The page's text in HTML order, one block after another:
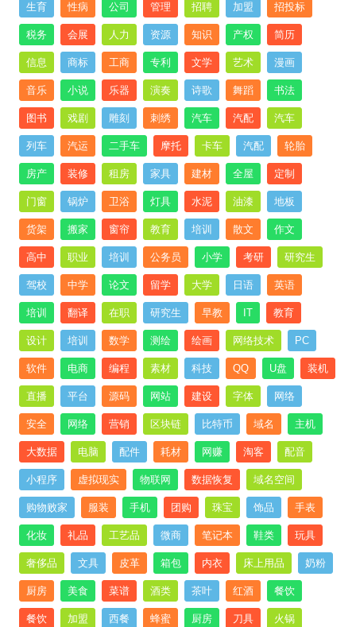
生育 性病 公司 管理 招聘 加盟 招投标
税务 会展 人力 资源 知识 产权 简历
信息 商标 工商 专利 文学 艺术 漫画
音乐 小说 乐器 演奏 诗歌 舞蹈 书法
图书 戏剧 雕刻 刺绣 汽车 汽配 汽车
列车 汽运 二手车 摩托 卡车 汽配 轮胎
房产 装修 租房 家具 建材 全屋 定制
门窗 锅炉 卫浴 灯具 水泥 油漆 地板
货架 搬家 窗帘 教育 培训 散文 作文
高中 职业 培训 公务员 小学 考研 研究生
驾校 中学 论文 留学 大学 日语 英语
培训 翻译 在职 研究生 早教 IT 教育
设计 培训 数学 测绘 绘画 网络技术 PC
软件 电商 编程 素材 科技 QQ U盘 装机
直播 平台 源码 网站 建设 字体 网络
安全 网络 营销 区块链 比特币 域名 主机
大数据 电脑 配件 耗材 网赚 淘客 配音
小程序 虚拟现实 物联网 数据恢复 域名空间
购物败家 服装 手机 团购 珠宝 饰品 手表
化妆 礼品 工艺品 微商 笔记本 鞋类 玩具
奢侈品 文具 皮革 箱包 内衣 床上用品 奶粉
厨房 美食 菜谱 酒类 茶叶 红酒 餐饮
餐饮 加盟 西餐 蜂蜜 厨房 刀具 火锅